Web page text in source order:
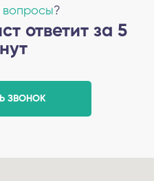
вопросы?
ответит за 5
ЗВОНОК